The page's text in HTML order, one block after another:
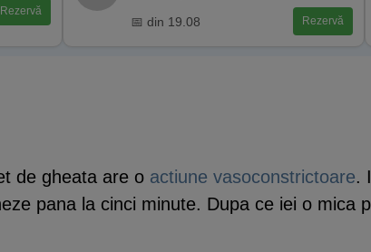
Rezervă
📅 din 19.08 Rezervă
de gheata are o actiune vasoconstrictoare.
pana la cinci minute. Dupa ce iei o mica